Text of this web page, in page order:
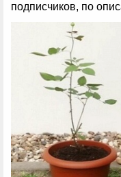
подписчиков, по